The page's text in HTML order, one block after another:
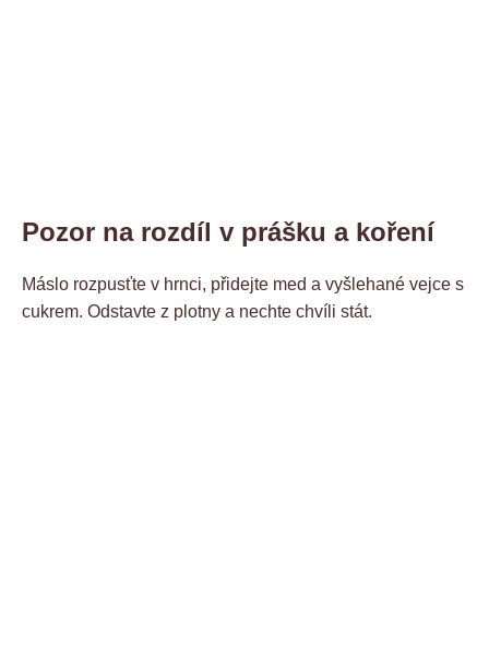
Pozor na rozdíl v prášku a koření
Máslo rozpusťte v hrnci, přidejte med a vyšlehané vejce s
cukrem. Odstavte z plotny a nechte chvíli stát.